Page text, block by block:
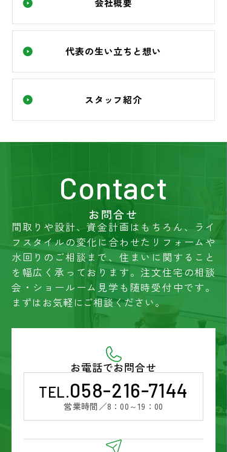
会社概要
代表の生い立ちと想い
スタッフ紹介
Contact
お問合せ
間取りや設計、資金計画はもちろん、ライ
フスタイルの変化に合わせたリフォームや
水回りのご相談まで、住まいに関すること
を幅広く承っております。 注文住宅の相談
会・ショールーム見学も随時受付中です。
まずはお気軽にご相談ください。
お電話でお問合せ
TEL.058-216-7144
営業時間／8：00～19：00